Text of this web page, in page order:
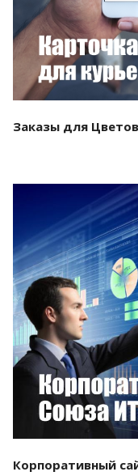
Заказы для
Корпоративный